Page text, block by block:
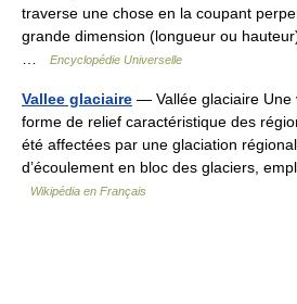
traverse une chose en la coupant
grande dimension (longueur ou
Encyclopédie Universelle
Vallee glaciaire — Vallée glaciaire Une
forme de relief caractéristique des
été affectées par une glaciation
d’écoulement en bloc des glaciers,
Wikipédia en Français